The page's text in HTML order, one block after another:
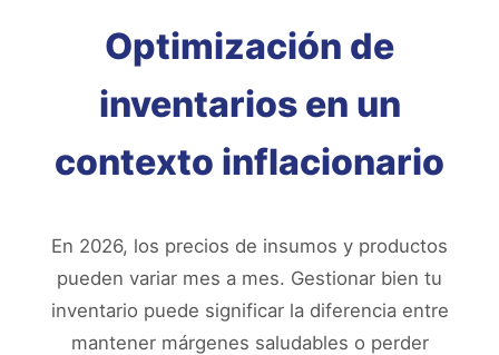
Optimización de
inventarios en un
contexto inflacionario
En 2026, los precios de insumos y productos
pueden variar mes a mes. Gestionar bien tu
inventario puede significar la diferencia entre
mantener márgenes saludables o perder